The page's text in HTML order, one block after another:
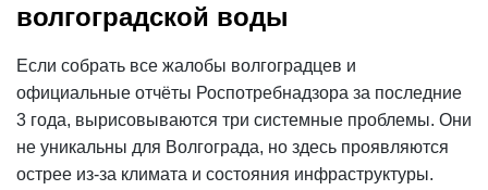
волгоградской воды
Если собрать все жалобы волгоградцев и
официальные отчёты Роспотребнадзора за последние
3 года, вырисовываются три системные проблемы. Они
не уникальны для Волгограда, но здесь проявляются
острее из-за климата и состояния инфраструктуры.